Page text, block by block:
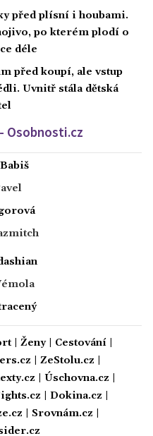
před plísní i houbami.
po kterém plodí o
déle
před koupí, ale vstup
Uvnitř stála dětská
Osobnosti.cz
| Ženy| Cestování|
ZeStolu.cz
Úschovna.cz
Dokina.cz
Srovnám.cz